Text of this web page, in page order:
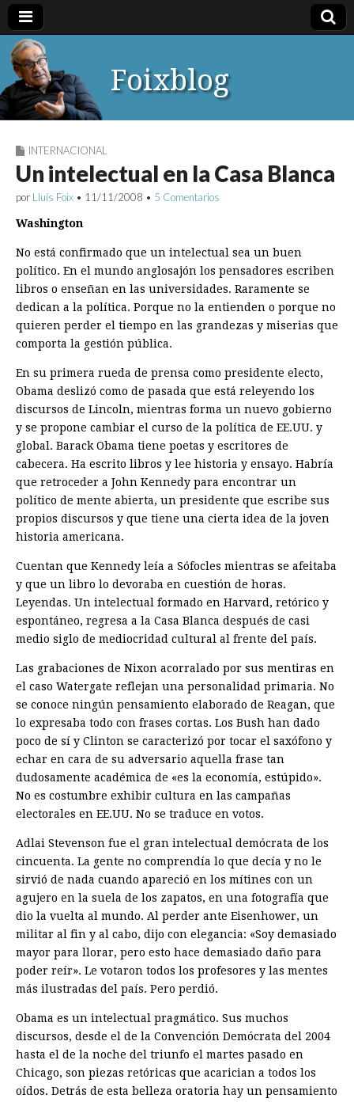
Foixblog
INTERNACIONAL
Un intelectual en la Casa Blanca
por Lluís Foix • 11/11/2008 • 5 Comentarios
Washington
No está confirmado que un intelectual sea un buen
político. En el mundo anglosajón los pensadores escriben
libros o enseñan en las universidades. Raramente se
dedican a la política. Porque no la entienden o porque no
quieren perder el tiempo en las grandezas y miserias que
comporta la gestión pública.
En su primera rueda de prensa como presidente electo,
Obama deslizó como de pasada que está releyendo los
discursos de Lincoln, mientras forma un nuevo gobierno
y se propone cambiar el curso de la política de EE.UU. y
global. Barack Obama tiene poetas y escritores de
cabecera. Ha escrito libros y lee historia y ensayo. Habría
que retroceder a John Kennedy para encontrar un
político de mente abierta, un presidente que escribe sus
propios discursos y que tiene una cierta idea de la joven
historia americana.
Cuentan que Kennedy leía a Sófocles mientras se afeitaba
y que un libro lo devoraba en cuestión de horas.
Leyendas. Un intelectual formado en Harvard, retórico y
espontáneo, regresa a la Casa Blanca después de casi
medio siglo de mediocridad cultural al frente del país.
Las grabaciones de Nixon acorralado por sus mentiras en
el caso Watergate reflejan una personalidad primaria. No
se conoce ningún pensamiento elaborado de Reagan, que
lo expresaba todo con frases cortas. Los Bush han dado
poco de sí y Clinton se caracterizó por tocar el saxófono y
echar en cara de su adversario aquella frase tan
dudosamente académica de «es la economía, estúpido».
No es costumbre exhibir cultura en las campañas
electorales en EE.UU. No se traduce en votos.
Adlai Stevenson fue el gran intelectual demócrata de los
cincuenta. La gente no comprendía lo que decía y no le
sirvió de nada cuando apareció en los mítines con un
agujero en la suela de los zapatos, en una fotografía que
dio la vuelta al mundo. Al perder ante Eisenhower, un
militar al fin y al cabo, dijo con elegancia: «Soy demasiado
mayor para llorar, pero esto hace demasiado daño para
poder reír». Le votaron todos los profesores y las mentes
más ilustradas del país. Pero perdió.
Obama es un intelectual pragmático. Sus muchos
discursos, desde el de la Convención Demócrata del 2004
hasta el de la noche del triunfo el martes pasado en
Chicago, son piezas retóricas que acarician a todos los
oídos. Detrás de esta belleza oratoria hay un pensamiento